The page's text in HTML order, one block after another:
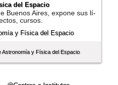
del Espacio
Buenos Aires, expone sus lí­
cursos.
Astronomí­a y Fí­sica del Espacio